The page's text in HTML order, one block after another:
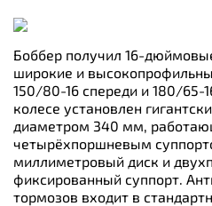
Боббер получил 16-
широкие и
150/80-16 спереди и 180/65-
колесе установлен
диаметром 340 мм,
четырёхпоршневым
миллиметровый диск и
фиксированный суппорт.
тормозов входит в